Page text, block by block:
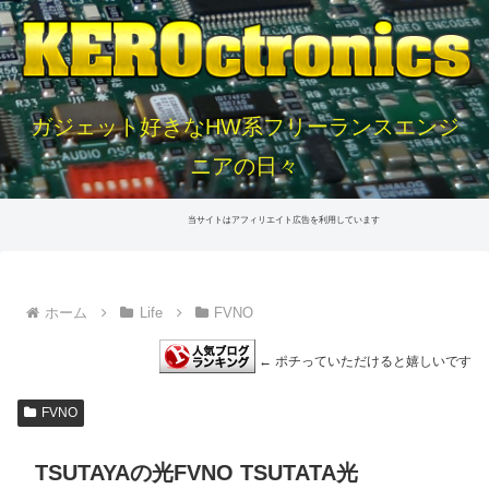
ガジェット好きなHW系フリーランスエンジ
ニアの日々
当サイトはアフィリエイト広告を利用しています
ホーム Life FVNO
← ポチっていただけると嬉しいです
FVNO
TSUTAYAの光FVNO TSUTATA光